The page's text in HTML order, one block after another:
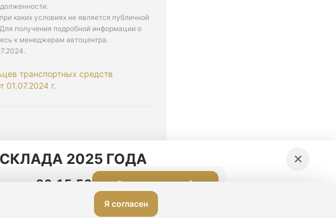
каких условиях не является публичной
получения подробной информации о
к менеджерам автоцентра.
.
транспортных средств
г.
Я согласен
СКЛАДА 2025 ГОДА
день 20:15:51 Оставить заявку
×